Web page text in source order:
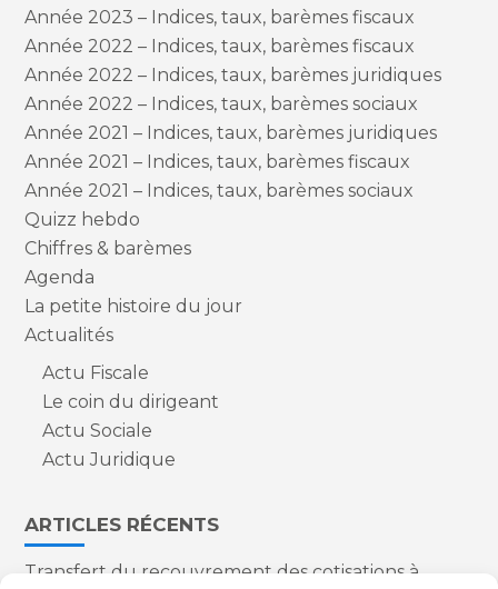
Année 2023 – Indices, taux, barèmes fiscaux
Année 2022 – Indices, taux, barèmes fiscaux
Année 2022 – Indices, taux, barèmes juridiques
Année 2022 – Indices, taux, barèmes sociaux
Année 2021 – Indices, taux, barèmes juridiques
Année 2021 – Indices, taux, barèmes fiscaux
Année 2021 – Indices, taux, barèmes sociaux
Quizz hebdo
Chiffres & barèmes
Agenda
La petite histoire du jour
Actualités
Actu Fiscale
Le coin du dirigeant
Actu Sociale
Actu Juridique
ARTICLES RÉCENTS
Transfert du recouvrement des cotisations à